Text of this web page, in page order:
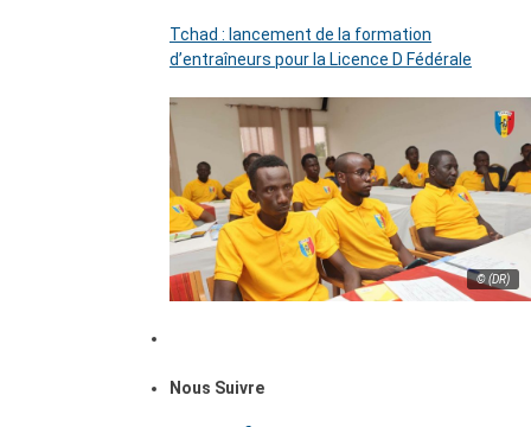
Tchad : lancement de la formation
d’entraîneurs pour la Licence D Fédérale
© (DR)
Nous Suivre